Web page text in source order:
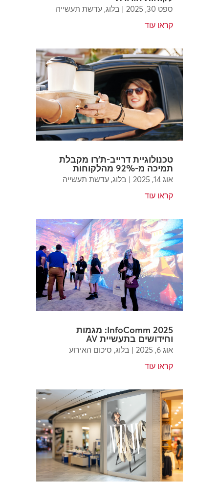
ספט 30, 2025 | בלוג, עדשת תעשייה
קראו עוד
טכנולוגיית דרייב-ת'רו מקבלת
תמיכה מ-92% מהלקוחות
אוג 14, 2025 | בלוג, עדשת תעשייה
קראו עוד
InfoComm 2025: מגמות
וחידושים בתעשיית AV
אוג 6, 2025 | בלוג, סיכום האירוע
קראו עוד